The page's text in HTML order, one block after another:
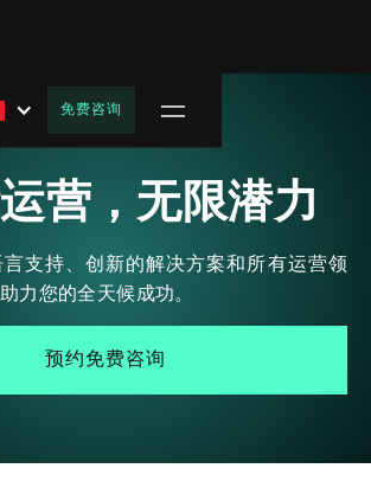
免费咨询
营，无限潜力
支持、创新的解决方案和所有运营领
力您的全天候成功。
预约免费咨询